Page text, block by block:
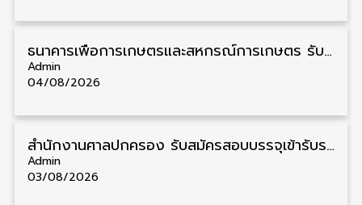
ธนาคารเพื่อการเกษตรและสหกรณ์การเกษตร รับสมัครบุคคลเพื่อเป็นผู้ช่วยพนักงาน วุฒิ ป.ตรี 5 อัตรา รับสมัคร 4 – 14 สิงหาคม
Admin
04/08/2026
สํานักงานศาลปกครอง รับสมัครสอบบรรจุเข้ารับราชการ วุฒิ ป.ตรี 72 อัตรา รับสมัคร 31 สิงหาคม – 18 กันยายน
Admin
03/08/2026